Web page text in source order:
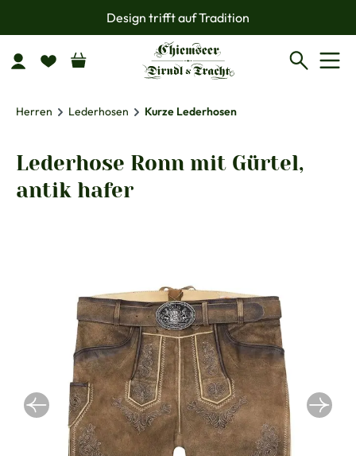
Zum Hauptinhalt springenDesign trifft auf Tradition
Herren Lederhosen Kurze Lederhosen
Lederhose Ronn mit Gürtel,
antik hafer